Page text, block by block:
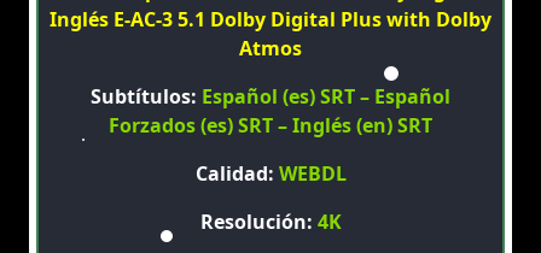
Inglés E-AC-3 5.1 Dolby Digital Plus with Dolby
Atmos
Subtítulos: Español (es) SRT – Español
Forzados (es) SRT – Inglés (en) SRT
Calidad: WEBDL
Resolución: 4K